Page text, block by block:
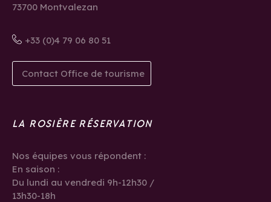
73700 Montvalezan
+33 (0)4 79 06 80 51
Contact Office de tourisme
LA ROSIÈRE RÉSERVATION
Nos équipes vous répondent :
En saison :
Du lundi au vendredi 9h-12h30 /
13h30-18h